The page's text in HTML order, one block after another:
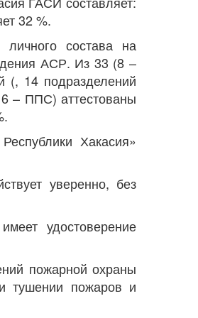
32 %.
состава на
АСР. Из 33 (8 –
14 подразделений
– ППС) аттестованы
Хакасия»
уверенно, без
удостоверение
пожарной охраны
тушении пожаров и